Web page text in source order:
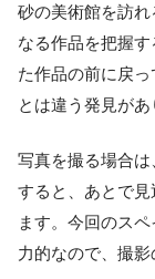
砂の美術館を訪
なる作品を把握
た作品の前に戻
とは違う発見があ
写真を撮る場合
すると、あとで
ます。今回のス
力的なので、撮影